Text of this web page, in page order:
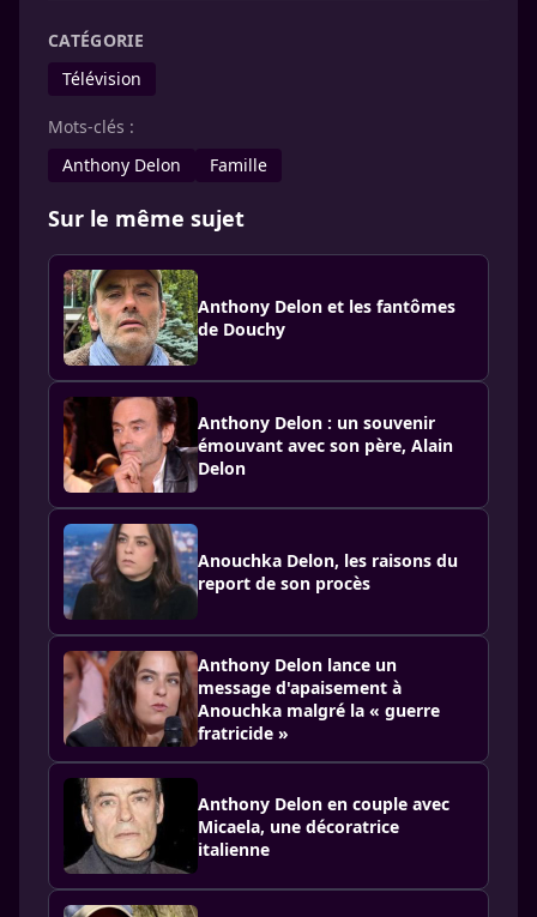
CATÉGORIE
Télévision
Mots-clés :
Anthony Delon
Famille
Sur le même sujet
Anthony Delon et les fantômes
de Douchy
Anthony Delon : un souvenir
émouvant avec son père, Alain
Delon
Anouchka Delon, les raisons du
report de son procès
Anthony Delon lance un
message d'apaisement à
Anouchka malgré la « guerre
fratricide »
Anthony Delon en couple avec
Micaela, une décoratrice
italienne